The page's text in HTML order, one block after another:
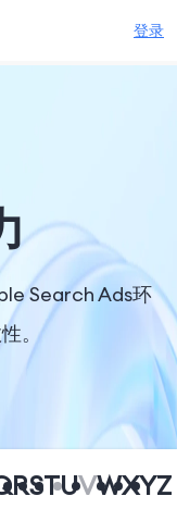
登录
Search Ads环
。
RSTUVWXYZ